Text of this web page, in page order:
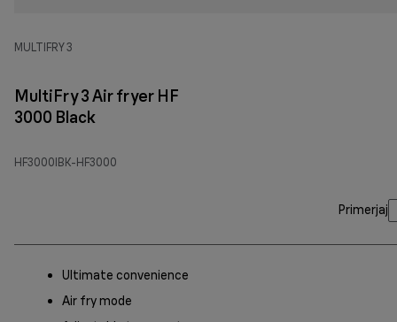
MULTIFRY 3
MultiFry 3 Air fryer HF
3000 Black
HF3000IBK-HF3000
Primerjaj
Ultimate convenience
Air fry mode